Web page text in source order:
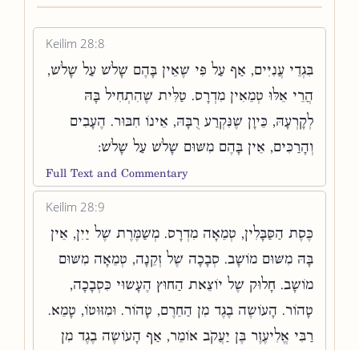
Keilim 28:8
בִּגְדֵי עֲנִיִּים, אַף עַל פִּי שֶׁאֵין בָּהֶם שָׁלֹשׁ עַל שָׁלֹשׁ,
הֲרֵי אֵלּוּ טְמֵאִין מִדְרָס. טַלִּית שֶׁהִתְחִיל בָּהּ
לְקָרְעָהּ, כֵּיוָן שֶׁנִּקְרַע רֻבָּהּ, אֵינוֹ חִבּוּר. הֶעָבִים
וְהָרַכִּים, אֵין בָּהֶם מִשּׁוּם שָׁלֹשׁ עַל שָׁלֹשׁ:
Full Text and Commentary
Keilim 28:9
כֶּסֶת הַסַּבָּלִין, טְמֵאָה מִדְרָס. מְשַׁמֶּרֶת שֶׁל יַיִן, אֵין
בָּהּ מִשּׁוּם מוֹשָׁב. סְבָכָה שֶׁל זְקֵנָה, טְמֵאָה מִשּׁוּם
מוֹשָׁב. חָלוּק שֶׁל יוֹצֵאת הַחוּץ הֶעָשׂוּי כִּסְבָכָה,
טָהוֹר. הָעוֹשֶׂה בֶגֶד מִן הַחֵרֶם, טָהוֹר. וּמִזּוּטוֹ, טָמֵא.
רַבִּי אֱלִיעֶזֶר בֶּן יַעֲקֹב אוֹמֵר, אַף הָעוֹשֶׂה בֶגֶד מִן